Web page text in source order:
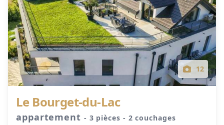
12
Le Bourget-du-Lac
appartement - 3 pièces - 2 couchages